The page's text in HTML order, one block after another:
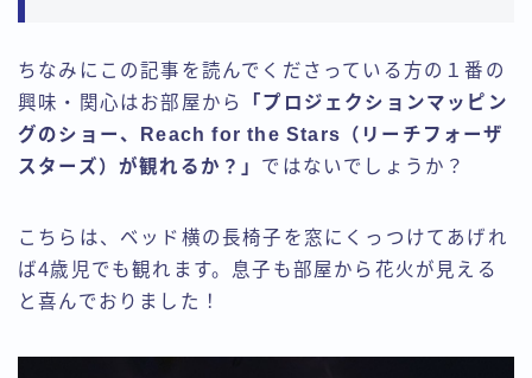
ちなみにこの記事を読んでくださっている方の１番の
興味・関心はお部屋から
「プロジェクションマッピン
グのショー、Reach for the Stars（リーチフォーザ
スターズ）が観れるか？」 ではないでしょうか？
こちらは、ベッド横の長椅子を窓にくっつけてあげれ
ば4歳児でも観れます。息子も部屋から花火が見える
と喜んでおりました！